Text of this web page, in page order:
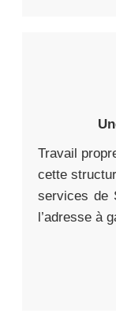
Travail
cette
services de
l’adresse à